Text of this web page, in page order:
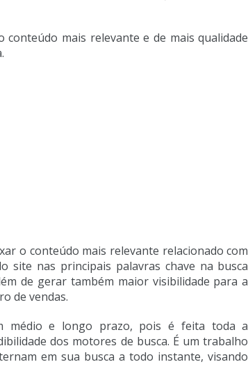
mais relevante e de mais qualidade
o conteúdo mais relevante relacionado com
site nas principais palavras chave na busca
de gerar também maior visibilidade para a
de vendas.
médio e longo prazo, pois é feita toda a
dos motores de busca. É um trabalho
em sua busca a todo instante, visando